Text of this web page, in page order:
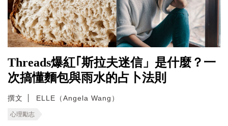
Threads爆紅｢斯拉夫迷信」是什麼？一
次搞懂麵包與雨水的占卜法則
撰文 ELLE（Angela Wang）
心理勵志